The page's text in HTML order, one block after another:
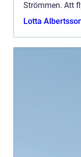
Strömmen. Att
stressande och
Lotta